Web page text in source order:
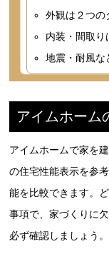
外観は２つの
内装・間取り
地震・耐風な
アイムホーム
アイムホームで家を
の住宅性能表示を参
能を比較できます。
事項で、家づくりに
必ず確認しましょう。